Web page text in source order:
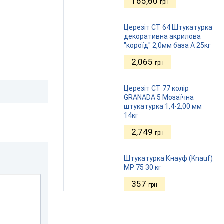
грн
Церезіт СТ 64 Штукатурка
декоративна акрилова
"короїд" 2,0мм база А 25кг
2,065 грн
Церезіт СТ 77 колір
GRANADA 5 Мозаїчна
штукатурка 1,4-2,00 мм
14кг
2,749 грн
Штукатурка Кнауф (Knauf)
MP 75 30 кг
357 грн